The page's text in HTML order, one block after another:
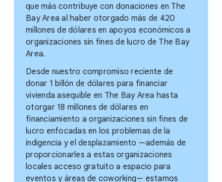
que más contribuye con donaciones en The
Bay Area al haber otorgado más de 420
millones de dólares en apoyos económicos a
organizaciones sin fines de lucro de The Bay
Area.
Desde nuestro compromiso reciente de
donar 1 billón de dólares para financiar
vivienda asequible en The Bay Area hasta
otorgar 18 millones de dólares en
financiamiento a organizaciones sin fines de
lucro enfocadas en los problemas de la
indigencia y el desplazamiento —además de
proporcionarles a estas organizaciones
locales acceso gratuito a espacio para
eventos y áreas de coworking— estamos